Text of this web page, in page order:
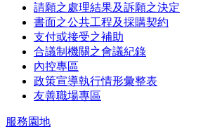
請願之處理結果及訴願之決定
書面之公共工程及採購契約
支付或接受之補助
合議制機關之會議紀錄
內控專區
政策宣導執行情形彙整表
友善職場專區
服務園地